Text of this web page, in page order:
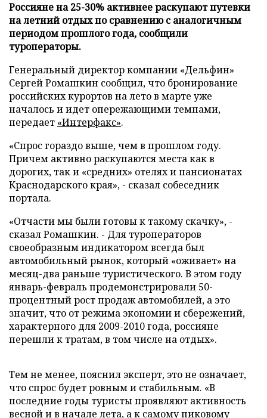
Россияне на 25-30% активнее раскупают путевки
на летний отдых по сравнению с аналогичным
периодом прошлого года, сообщили
туроператоры.
Генеральный директор компании «Дельфин»
Сергей Ромашкин сообщил, что бронирование
российских курортов на лето в марте уже
началось и идет опережающими темпами,
передает «Интерфакс».
«Спрос гораздо выше, чем в прошлом году.
Причем активно раскупаются места как в
дорогих, так и «средних» отелях и пансионатах
Краснодарского края», - сказал собеседник
портала.
«Отчасти мы были готовы к такому скачку», -
сказал Ромашкин. - Для туроператоров
своеобразным индикатором всегда был
автомобильный рынок, который «оживает» на
месяц-два раньше туристического. В этом году
январь-февраль продемонстрировали 50-
процентный рост продаж автомобилей, а это
значит, что от режима экономии и сбережений,
характерного для 2009-2010 года, россияне
перешли к тратам, в том числе на отдых».
Тем не менее, пояснил эксперт, это не означает,
что спрос будет ровным и стабильным. «В
последние годы туристы проявляют активность
весной и в начале лета, а к самому пиковому